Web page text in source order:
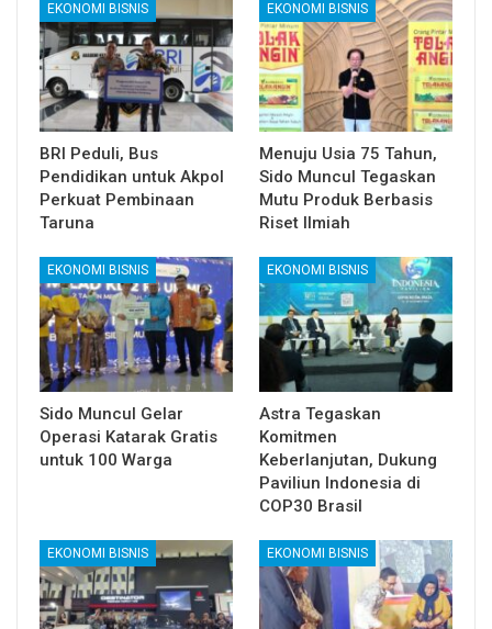
EKONOMI BISNIS
BRI Peduli, Bus
Pendidikan untuk Akpol
Perkuat Pembinaan
Taruna
EKONOMI BISNIS
Menuju Usia 75 Tahun,
Sido Muncul Tegaskan
Mutu Produk Berbasis
Riset Ilmiah
EKONOMI BISNIS
Sido Muncul Gelar
Operasi Katarak Gratis
untuk 100 Warga
EKONOMI BISNIS
Astra Tegaskan
Komitmen
Keberlanjutan, Dukung
Paviliun Indonesia di
COP30 Brasil
EKONOMI BISNIS EKONOMI BISNIS